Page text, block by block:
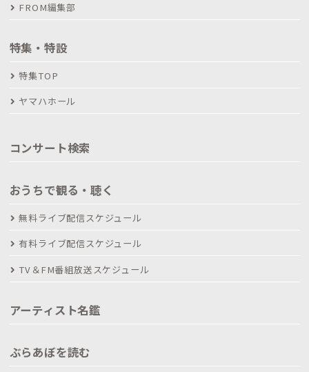
FROM編集部
特集・特設
特集TOP
ヤマハホール
コンサート検索
おうちで観る・聴く
無料ライブ配信スケジュール
有料ライブ配信スケジュール
TV＆FM番組放送スケジュール
アーティスト名鑑
ぶらあぼを読む